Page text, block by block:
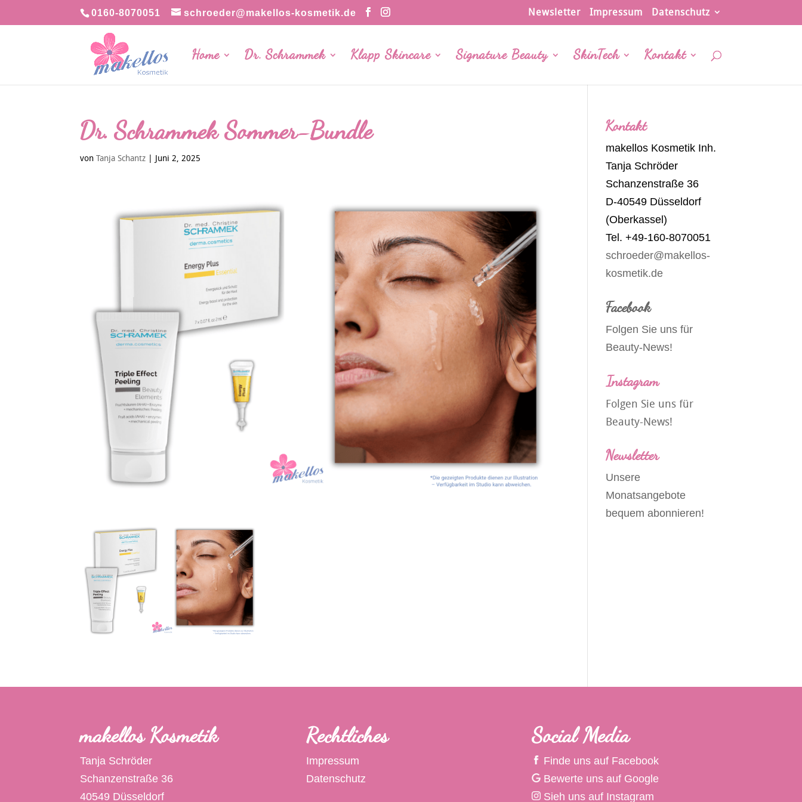
0160-8070051 schroeder@makellos-kosmetik.de Newsletter Impressum Datenschutz
Home Dr. Schrammek Klapp Skincare Signature Beauty SkinTech Kontakt
Dr. Schrammek Sommer-Bundle
vonTanja Schantz | Juni 2, 2025
Kontakt
makellos Kosmetik Inh.
Tanja Schröder
Schanzenstraße 36
D-40549 Düsseldorf
(Oberkassel)
Tel. +49-160-8070051
schroeder@makellos-
kosmetik.de
Facebook
Folgen Sie uns für
Beauty-News!
Instagram
Folgen Sie uns für
Beauty-News!
Newsletter
Unsere
Monatsangebote
bequem abonnieren!
makellos Kosmetik
Tanja Schröder
Schanzenstraße 36
40549 Düsseldorf
Rechtliches
Impressum
Datenschutz
Social Media
Finde uns auf Facebook
Bewerte uns auf Google
Sieh uns auf Instagram